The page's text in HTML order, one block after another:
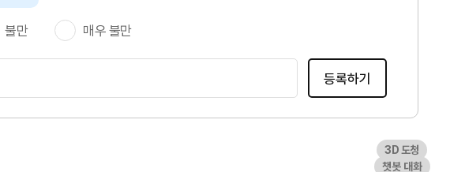
불만 매우 불만
등록하기
3D 도청
챗봇 대화